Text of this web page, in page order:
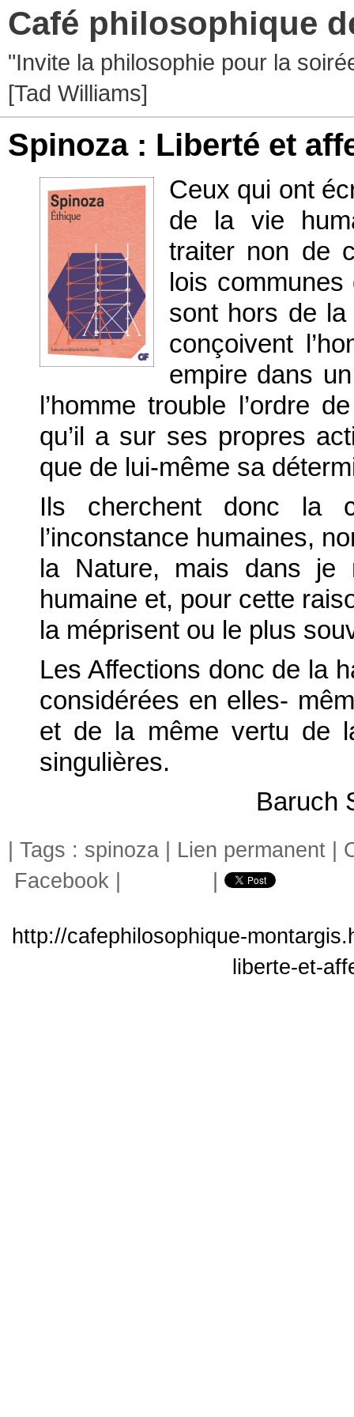
Café philosophique
"Invite la philosophie pour la
[Tad Williams]
Spinoza : Liberté et
Ceux qui ont
de la vie
traiter non de
lois
sont hors de la
conçoivent
empire dans
l’homme trouble l’ordre
qu’il a sur ses propres
que de lui-même sa
Ils cherchent donc la
l’inconstance humaines,
la Nature, mais dans
humaine et, pour cette
la méprisent ou le plus
Les Affections donc de la
considérées en elles-
et de la même vertu de
singulières.
Baruch
| Tags : spinoza Lien permanent
Facebook
http://cafephilosophique-
liberte-et-